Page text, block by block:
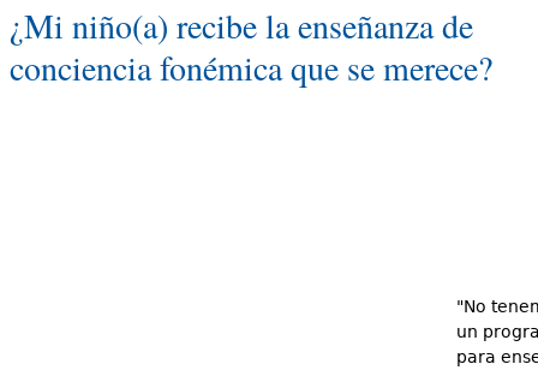
¿Mi niño(a) recibe la enseñanza de
conciencia fonémica que se merece?
"No
un
para